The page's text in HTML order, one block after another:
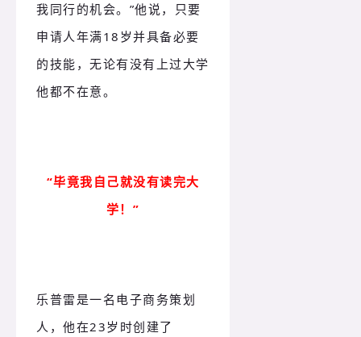
我同行的机会。”他说，只要
申请人年满18岁并具备必要
的技能，无论有没有上过大学
他都不在意。
“毕竟我自己就没有读完大
学！”
乐普雷是一名电子商务策划
人，他在23岁时创建了